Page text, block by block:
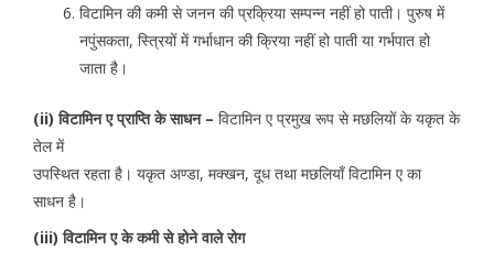
विटामिन की कमी से जनन की प्रक्रिया सम्पन्न नहीं हो पाती। पुरुष में
नपुंसकता, स्त्रियों में गर्भाधान की क्रिया नहीं हो पाती या गर्भपात हो
जाता है।
(ii)विटामिन ए प्राप्ति के साधन – विटामिन ए प्रमुख रूप से मछलियों के यकृत के
तेल में
उपस्थित रहता है। यकृत अण्डा, मक्खन, दूध तथा मछलियाँ विटामिन ए का
साधन है।
(iii)विटामिन ए के कमी से होने वाले रोग